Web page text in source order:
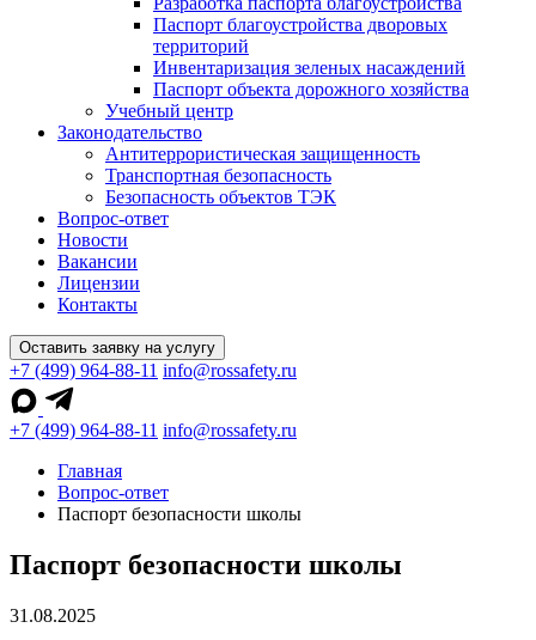
Паспорт благоустройства дворовых
территорий
Инвентаризация зеленых насаждений
Паспорт объекта дорожного хозяйства
Учебный центр
Законодательство
Антитеррористическая защищенность
Транспортная безопасность
Безопасность объектов ТЭК
Вопрос-ответ
Новости
Вакансии
Лицензии
Контакты
Оставить заявку на услугу
+7 (499) 964-88-11 info@rossafety.ru
+7 (499) 964-88-11 info@rossafety.ru
Главная
Вопрос-ответ
Паспорт безопасности школы
Паспорт безопасности школы
31.08.2025